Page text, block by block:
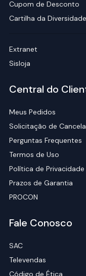
Cupom de Desconto
Cartilha da Diversidade
Extranet
Sisloja
Central do
Meus Pedidos
Solicitação de
Perguntas Frequentes
Termos de Uso
Política de Privacidade
Prazos de Garantia
PROCON
Fale Conosco
SAC
Televendas
Código de Ética